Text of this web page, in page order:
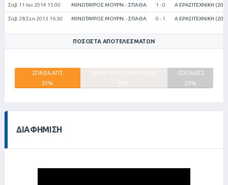
Σαβ 11 Ιαν 2014 15:00 ΜΙΝΩΤΑΥΡΟΣ ΜΟΥΡΝ. - ΣΠΑΘΑ 1 - 0 Α ΕΡΑΣΙΤΕΧΝΙΚΗ
Σαβ 28 Σεπ 2013 16:30 ΜΙΝΩΤΑΥΡΟΣ ΜΟΥΡΝ. - ΣΠΑΘΑ 0 - 1 Α ΕΡΑΣΙΤΕΧΝΙΚΗ
ΠΟΣΟΣΤΆ ΑΠΟΤΕΛΕΣΜΆΤΩΝ
ΣΠΑΘΑ ΑΠΣ
33%
ΙΣΟΠΑΛΙΕΣ
23%
ΔΙΑΦΉΜΙΣΗ